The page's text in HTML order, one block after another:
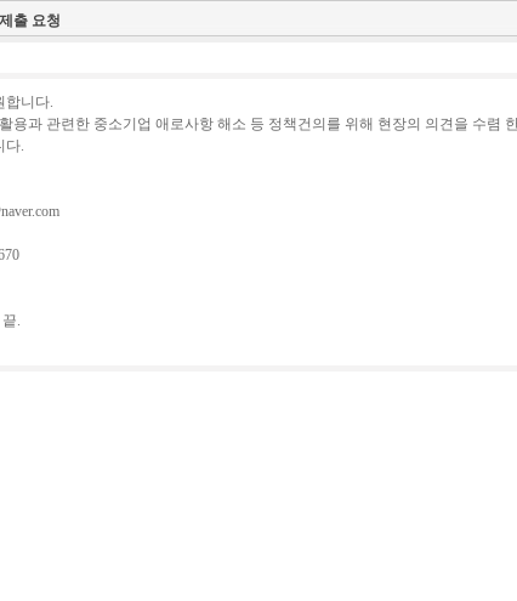
출 요청
합니다.
용과 관련한 중소기업 애로사항 해소 등 정책건의를 위해 현장의 의견을 수
다.
.